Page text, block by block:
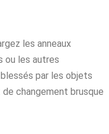
les anneaux
ou les autres
par les objets
changement brusque